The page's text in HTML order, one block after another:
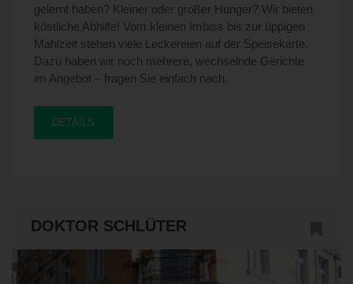
gelernt haben? Kleiner oder großer Hunger? Wir bieten
köstliche Abhilfe! Vom kleinen Imbiss bis zur üppigen
Mahlzeit stehen viele Leckereien auf der Speisekarte.
Dazu haben wir noch mehrere, wechselnde Gerichte
im Angebot – fragen Sie einfach nach.
DETAILS
DOKTOR SCHLÜTER